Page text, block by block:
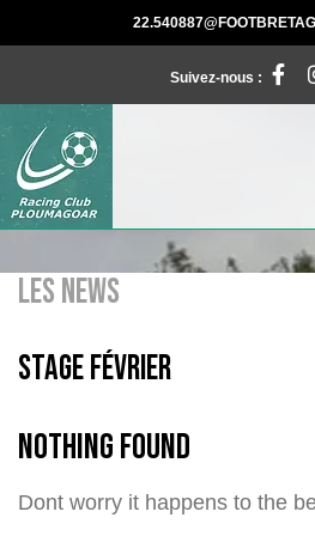
to
Suivez-nous :
LES NEWS
stage février
Nothing Found
Dont worry it happens to the